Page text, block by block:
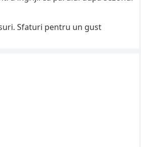
Sfaturi pentru un gust